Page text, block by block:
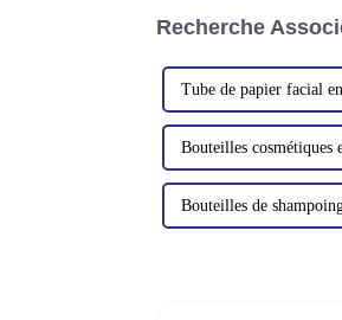
Recherche
Tube de papier facial
Bouteilles cosmétiques
Bouteilles de